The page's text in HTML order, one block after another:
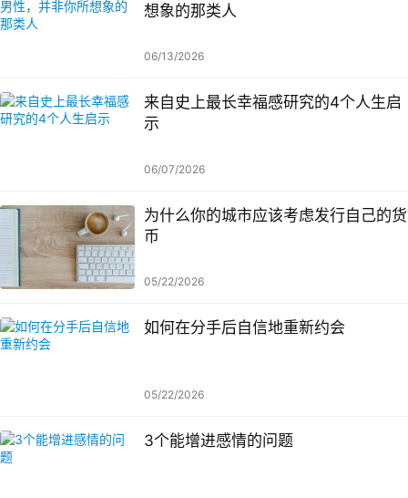
想象的那类人
06/13/2026
来自史上最长幸福感研究的4个人生启
示
06/07/2026
为什么你的城市应该考虑发行自己的货
币
05/22/2026
如何在分手后自信地重新约会
05/22/2026
3个能增进感情的问题